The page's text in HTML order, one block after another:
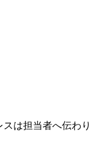
スは担当者へ伝わり